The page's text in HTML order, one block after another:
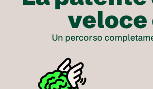
veloce
Un percorso